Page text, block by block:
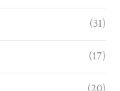
(31)
(17)